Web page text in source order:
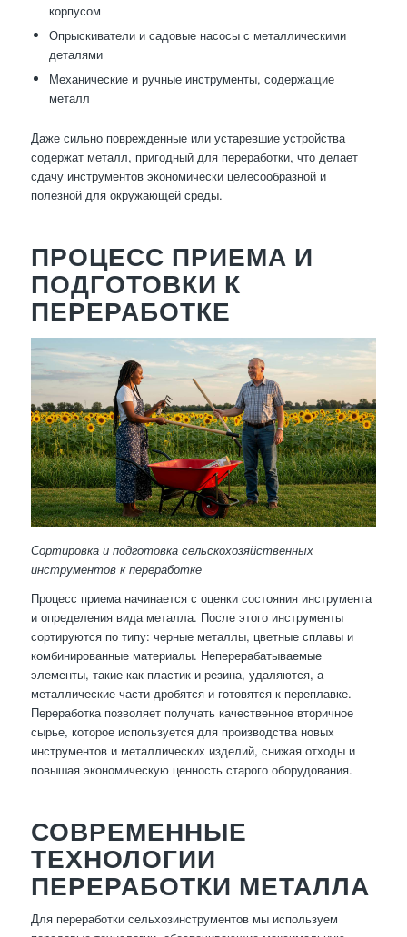
корпусом
Опрыскиватели и садовые насосы с металлическими
деталями
Механические и ручные инструменты, содержащие
металл
Даже сильно поврежденные или устаревшие устройства
содержат металл, пригодный для переработки, что делает
сдачу инструментов экономически целесообразной и
полезной для окружающей среды.
ПРОЦЕСС ПРИЕМА И
ПОДГОТОВКИ К
ПЕРЕРАБОТКЕ
Сортировка и подготовка сельскохозяйственных
инструментов к переработке
Процесс приема начинается с оценки состояния инструмента
и определения вида металла. После этого инструменты
сортируются по типу: черные металлы, цветные сплавы и
комбинированные материалы. Неперерабатываемые
элементы, такие как пластик и резина, удаляются, а
металлические части дробятся и готовятся к переплавке.
Переработка позволяет получать качественное вторичное
сырье, которое используется для производства новых
инструментов и металлических изделий, снижая отходы и
повышая экономическую ценность старого оборудования.
СОВРЕМЕННЫЕ
ТЕХНОЛОГИИ
ПЕРЕРАБОТКИ МЕТАЛЛА
Для переработки сельхозинструментов мы используем